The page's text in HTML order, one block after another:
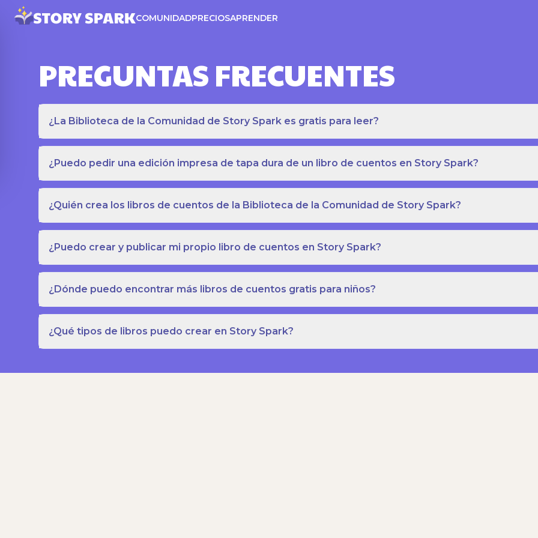
COMUNIDADPRECIOSAPRENDER
PREGUNTAS FRECUENTES
¿La Biblioteca de la Comunidad de Story Spark es gratis para leer?
¿Puedo pedir una edición impresa de tapa dura de un libro de cuentos en Story Spark?
¿Quién crea los libros de cuentos de la Biblioteca de la Comunidad de Story Spark?
¿Puedo crear y publicar mi propio libro de cuentos en Story Spark?
¿Dónde puedo encontrar más libros de cuentos gratis para niños?
¿Qué tipos de libros puedo crear en Story Spark?